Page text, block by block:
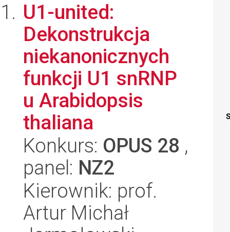
U1-united:
Dekonstrukcja
niekanonicznych
funkcji U1 snRNP
u Arabidopsis
thaliana
Konkurs: OPUS 28 ,
panel: NZ2
Kierownik: prof.
Artur Michał